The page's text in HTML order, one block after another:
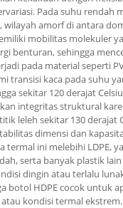
Pada suhu rendah
wilayah amorf di antara
mobilitas molekuler
benturan, sehingga
pada material seperti
transisi kaca pada suhu
sekitar 120 derajat
integritas struktural
leleh sekitar 130 derajat
dimensi dan
termal ini melebihi LDPE,
serta banyak plastik
dingin atau terlalu
botol HDPE cocok untuk
kondisi termal ekstrem.